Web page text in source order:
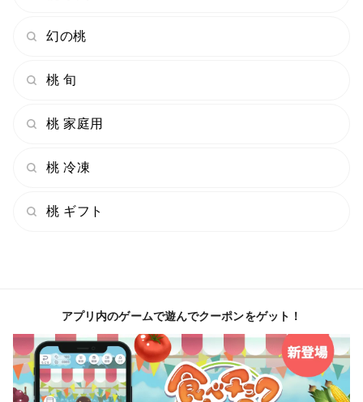
わずか3％しか取れない幻と言えるシャトーブリアン
食べずして肉を語ることが出来ないように
この最上級である桃のシャトーブリアンを
すべての条件が整ったとしても桃の樹１本で【3%】な
るかならないかの超希少な幻の桃。
まずこの希少性から【時価】とも言える価格がついてい
幻の桃
桃 旬
桃 家庭用
桃 冷凍
桃 ギフト
アプリ内のゲームで遊んでクーポンをゲット！